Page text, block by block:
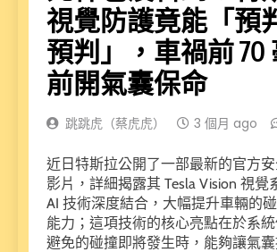
視覺防護竟能「預
預判」，車禍前 70
前開氣囊保命
跳跳虎（蔡虎虎） 3 個月 ago
近日特斯拉公開了一部最新的官方
影片，詳細揭露其 Tesla Vision 視覺
AI 技術深度結合，大幅提升車輛的
能力；這項技術的核心亮點在於系
避免的碰撞即將發生時，能夠讓氣